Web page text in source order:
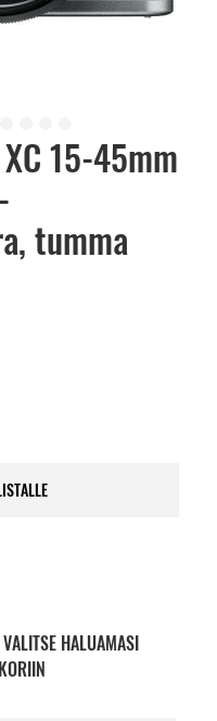
15-45mm
tumma
HALUAMASI